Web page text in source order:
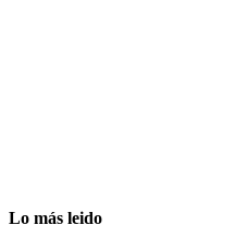
Lo más leido